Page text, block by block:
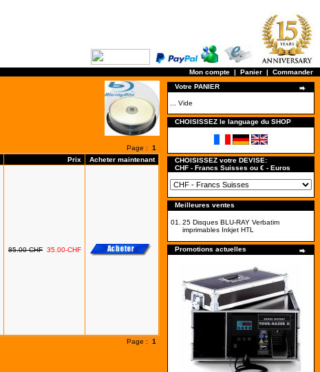
Mon compte | Panier | Commander
Page : 1
Prix Acheter maintenant
85.00-CHF 35.00-CHF
Page : 1
Votre PANIER
... Vide
CHOISISSEZ le language du SHOP
CHOISISSEZ votre DEVISE:
CHF - Francs Suisses ou € - Euros
Meilleures ventes
01.
25 Disques BLU-RAY Verbatim
imprimables Inkjet HTL
Promotions actuelles